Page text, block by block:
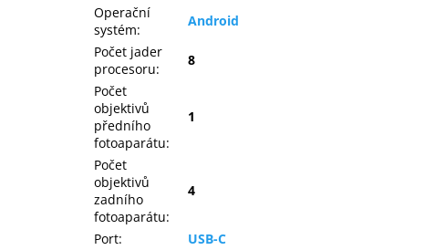
Operační
systém:
Android
Počet jader
procesoru:
8
Počet
objektivů
předního
fotoaparátu:
1
Počet
objektivů
zadního
fotoaparátu:
4
Port:
USB-C